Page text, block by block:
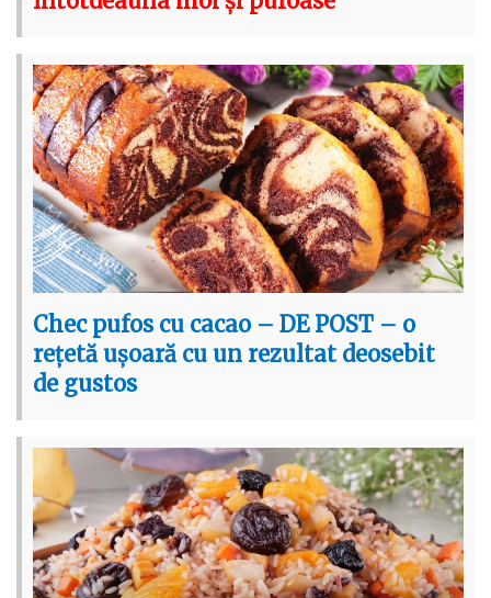
Chec pufos cu cacao – DE POST – o
rețetă ușoară cu un rezultat deosebit
de gustos